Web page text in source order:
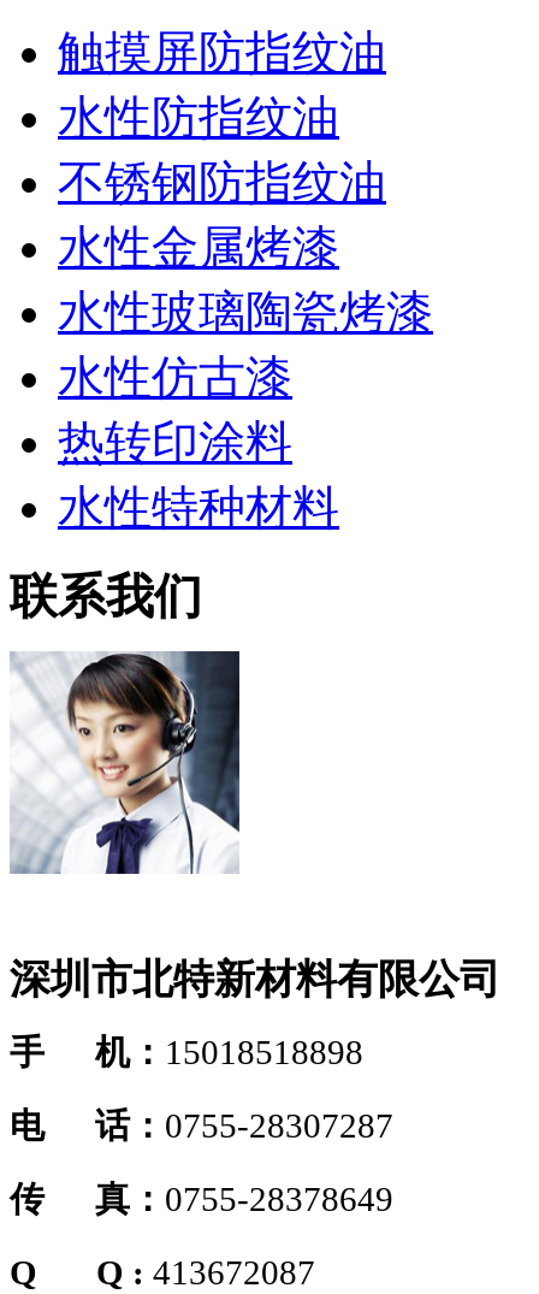
触摸屏防指纹油
水性防指纹油
不锈钢防指纹油
水性金属烤漆
水性玻璃陶瓷烤漆
水性仿古漆
热转印涂料
水性特种材料
联系我们
深圳市北特新材料有限公司
手 机： 15018518898
电 话： 0755-28307287
传 真： 0755-28378649
Q Q : 413672087